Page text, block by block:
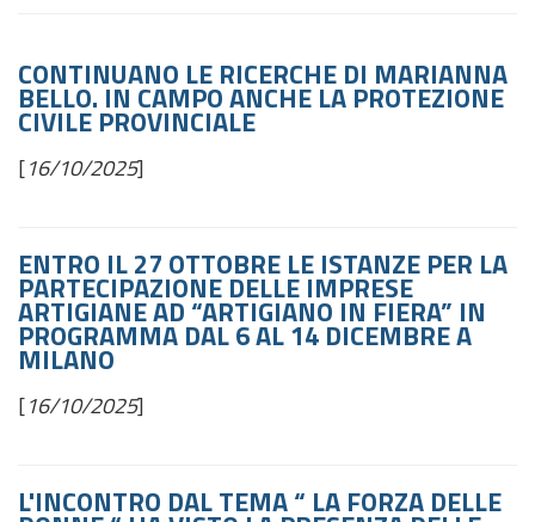
CONTINUANO LE RICERCHE DI MARIANNA
BELLO. IN CAMPO ANCHE LA PROTEZIONE
CIVILE PROVINCIALE
[16/10/2025]
ENTRO IL 27 OTTOBRE LE ISTANZE PER LA
PARTECIPAZIONE DELLE IMPRESE
ARTIGIANE AD “ARTIGIANO IN FIERA” IN
PROGRAMMA DAL 6 AL 14 DICEMBRE A
MILANO
[16/10/2025]
L'INCONTRO DAL TEMA “ LA FORZA DELLE